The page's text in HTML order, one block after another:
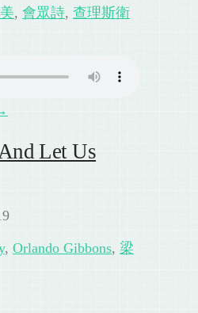
, 會眾詩, 查理斯衛
Let Us
, Orlando Gibbons, 梁